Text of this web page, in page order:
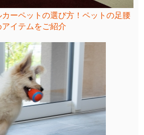
ーペットの選び方！ペットの足腰
イテムをご紹介